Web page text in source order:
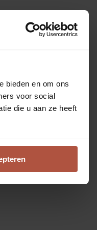
bieden en om ons
voor social
die u aan ze heeft